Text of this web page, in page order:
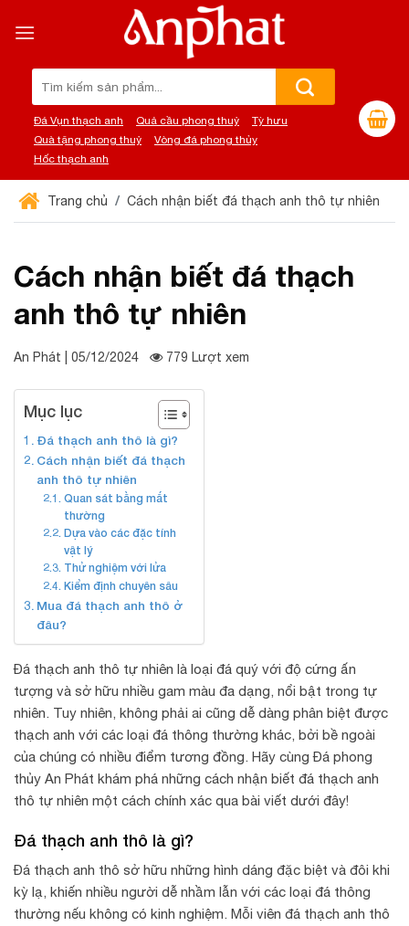
đến
Đá Vụn thạch anh Quả cầu phong thuỷ
Tỳ hưu
Quà tặng phong thuỷ
Vòng đá phong thủy
Hốc thạch anh
Trang chủ Cách nhận biết đá thạch anh thô tự nhiên
Cách nhận biết đá thạch
anh thô tự nhiên
An Phát | 05/12/2024 779 Lượt xem
Mục lục
Đá thạch anh thô là gì?
Cách nhận biết đá thạch
anh thô tự nhiên
Quan sát bằng mắt
thường
Dựa vào các đặc tính
vật lý
Thử nghiệm với lửa
Kiểm định chuyên sâu
Mua đá thạch anh thô ở
đâu?
Đá thạch anh thô tự nhiên là loại đá quý với độ cứng ấn
tượng và sở hữu nhiều gam màu đa dạng, nổi bật trong tự
nhiên. Tuy nhiên, không phải ai cũng dễ dàng phân biệt được
thạch anh với các loại đá thông thường khác, bởi bề ngoài
của chúng có nhiều điểm tương đồng. Hãy cùng Đá phong
thủy An Phát khám phá những cách nhận biết đá thạch anh
thô tự nhiên một cách chính xác qua bài viết dưới đây!
Đá thạch anh thô là gì?
Đá thạch anh thô sở hữu những hình dáng đặc biệt và đôi khi
kỳ lạ, khiến nhiều người dễ nhầm lẫn với các loại đá thông
thường nếu không có kinh nghiệm. Mỗi viên đá thạch anh thô